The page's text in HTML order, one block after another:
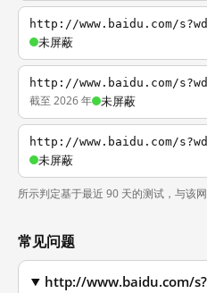
http://www.baidu.com/
未屏蔽
http://www.baidu.com/
截至 2026 年 未屏蔽
http://www.baidu.com/
未屏蔽
所示判定基于最近 90 天的测试，与该网
常见问题
http://www.baidu.com/s?